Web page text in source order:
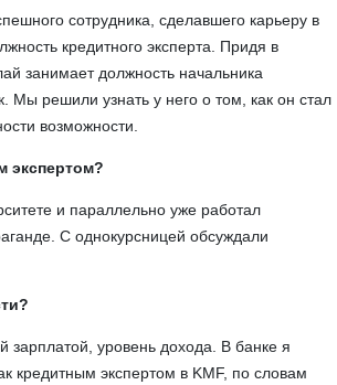
сотрудника, сделавшего карьеру в
кредитного эксперта. Придя в
занимает должность начальника
Мы решили узнать у него о том, как он стал
возможности.
экспертом?
и параллельно уже работал
С однокурсницей обсуждали
уровень дохода. В банке я
кредитным экспертом в KMF, по словам